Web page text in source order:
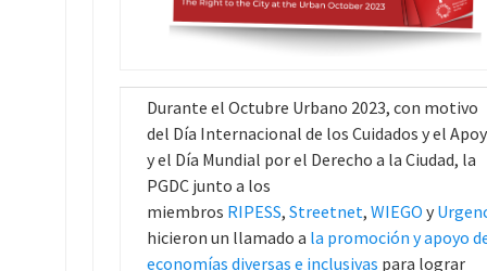
Durante el Octubre Urbano 2023, con motivo
del Día Internacional de los Cuidados y el
y el Día Mundial por el Derecho a la Ciudad, la
PGDC junto a los
miembros RIPESS, Streetnet, WIEGO y
hicieron un llamado a la promoción y apoyo
economías diversas e inclusivas para lograr